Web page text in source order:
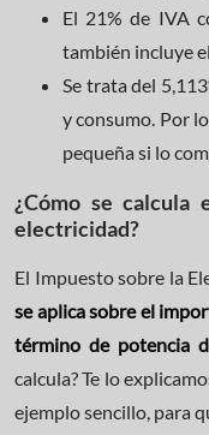
El 21% de IVA
también incluye
Se trata del
y consumo. Por
pequeña si lo
¿Cómo se calcula
electricidad?
El Impuesto sobre la
se aplica sobre el
término de potencia
calcula? Te lo
ejemplo sencillo, para